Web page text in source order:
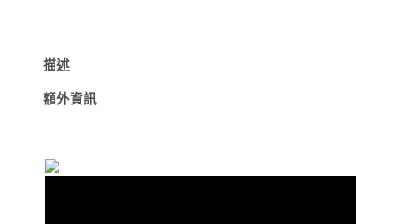
體
你
量
描述
額外資訊